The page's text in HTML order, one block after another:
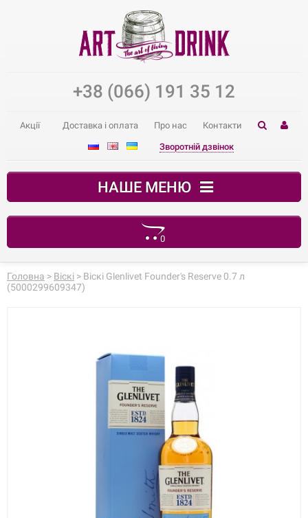
+38 (066) 191 35 12
Акції Доставка і оплата Про нас Контакти
Зворотній дзвінок
НАШЕ МЕНЮ
0
Ваш кошик порожній
Головна > Віскі > Віскі Glenlivet Founder's Reserve 0.7 л
(5000299609347)